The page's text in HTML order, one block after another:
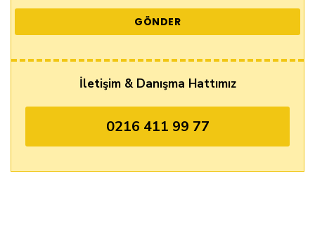
İletişim & Danışma Hattımız
0216 411 99 77